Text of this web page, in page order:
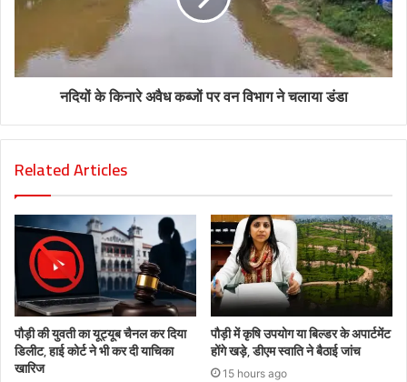
नदियों के किनारे अवैध कब्जों पर वन विभाग ने चलाया डंडा
Related Articles
पौड़ी की युवती का यूट्यूब चैनल कर दिया
डिलीट, हाई कोर्ट ने भी कर दी याचिका
खारिज
पौड़ी में कृषि उपयोग या बिल्डर के अपार्टमेंट
होंगे खड़े, डीएम स्वाति ने बैठाई जांच
15 hours ago